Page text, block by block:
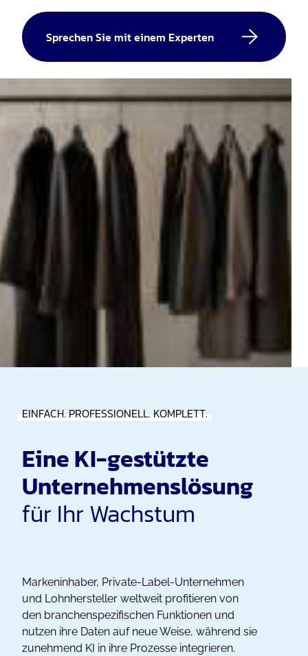
Sprechen Sie mit einem Experten
EINFACH. PROFESSIONELL. KOMPLETT.
Eine KI-gestützte
Unternehmenslösung
für Ihr Wachstum
Markeninhaber, Private-Label-Unternehmen
und Lohnhersteller weltweit profitieren von
den branchenspezifischen Funktionen und
nutzen ihre Daten auf neue Weise, während sie
zunehmend KI in ihre Prozesse integrieren.